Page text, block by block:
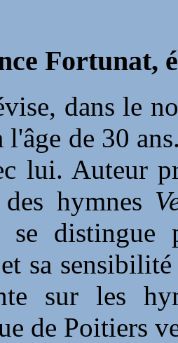
Fortunat,
dans le
l'âge de 30
lui. Auteur
hymnes
se distingue
sa
sur les
de Poitiers